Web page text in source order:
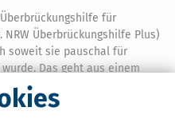
für
Überbrückungshilfe Plus)
soweit sie pauschal für
Das geht aus einem